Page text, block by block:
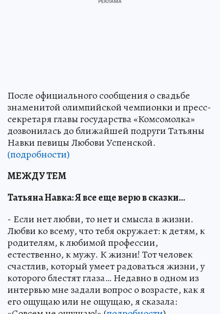
После официального сообщения о свадьбе
знаменитой олимпийской чемпионки и пресс-
секретаря главы государства «Комсомолка»
дозвонилась до ближайшей подруги Татьяны
Навки певицы Любови Успенской.
(подробности)
МЕЖДУ ТЕМ
Татьяна Навка: Я все еще верю в сказки…
- Если нет любви, то нет и смысла в жизни.
Любви ко всему, что тебя окружает: к детям, к
родителям, к любимой профессии,
естественно, к мужу. К жизни! Тот человек
счастлив, который умеет радоваться жизни, у
которого блестят глаза… Недавно в одном из
интервью мне задали вопрос о возрасте, как я
его ощущаю или не ощущаю, я сказала: